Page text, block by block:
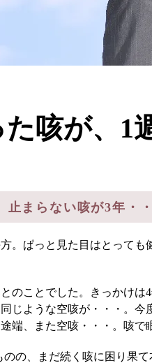
根本から身
症状別
店舗
咳が、1
止まらない咳が3年・
。ぱっと見た目はとって
のことでした。きっかけ
じような空咳が・・・。
端、また空咳・・・。咳で
の、まだ続く咳に困り果